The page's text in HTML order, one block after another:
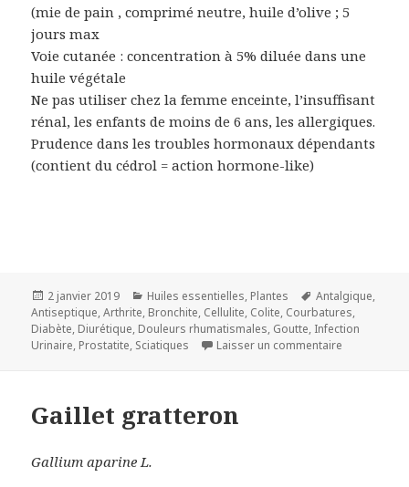
(mie de pain , comprimé neutre, huile d’olive ; 5
jours max
Voie cutanée : concentration à 5% diluée dans une
huile végétale
Ne pas utiliser chez la femme enceinte, l’insuffisant
rénal, les enfants de moins de 6 ans, les allergiques.
Prudence dans les troubles hormonaux dépendants
(contient du cédrol = action hormone-like)
Publié
le
2 janvier 2019 Catégories
Huiles essentielles, Plantes
Mots-
clés
Antalgique,
Antiseptique,Arthrite, Bronchite, Cellulite, Colite, Courbatures,
Diabète, Diurétique, Douleurs rhumatismales, Goutte, Infection
Urinaire, Prostatite, Sciatiques Laisser un commentaire
Gaillet gratteron
Gallium aparine L.